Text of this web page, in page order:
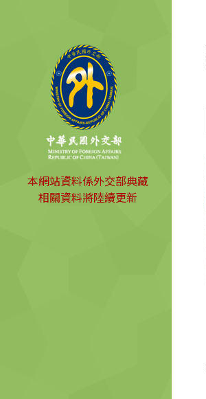
本網站資料係外交部典藏
相關資料將陸續更新